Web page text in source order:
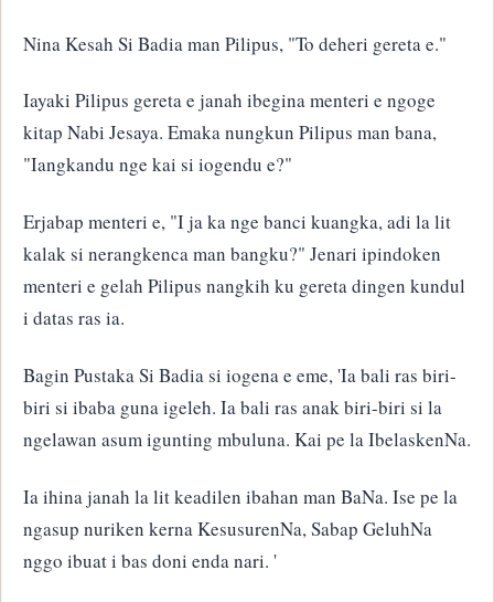
Nina Kesah Si Badia man Pilipus, "To deheri gereta e."
Iayaki Pilipus gereta e janah ibegina menteri e ngoge
kitap Nabi Jesaya. Emaka nungkun Pilipus man bana,
"Iangkandu nge kai si iogendu e?"
Erjabap menteri e, "I ja ka nge banci kuangka, adi la lit
kalak si nerangkenca man bangku?" Jenari ipindoken
menteri e gelah Pilipus nangkih ku gereta dingen kundul
i datas ras ia.
Bagin Pustaka Si Badia si iogena e eme, 'Ia bali ras biri-
biri si ibaba guna igeleh. Ia bali ras anak biri-biri si la
ngelawan asum igunting mbuluna. Kai pe la IbelaskenNa.
Ia ihina janah la lit keadilen ibahan man BaNa. Ise pe la
ngasup nuriken kerna KesusurenNa, Sabap GeluhNa
nggo ibuat i bas doni enda nari. '